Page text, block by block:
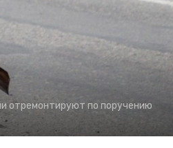
отремонтируют по поручению